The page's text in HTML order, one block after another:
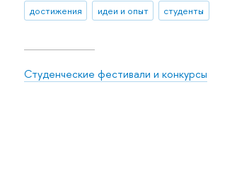
достижения идеи и опыт студенты
Студенческие фестивали и конкурсы